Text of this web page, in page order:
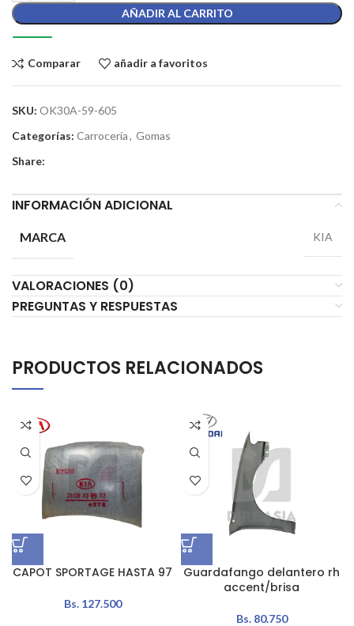
AÑADIR AL CARRITO
Comparar añadir a favoritos
SKU: OK30A-59-605
Categorías: Carrocería, Gomas
Share:
INFORMACIÓN ADICIONAL
MARCA KIA
VALORACIONES (0)
PREGUNTAS Y RESPUESTAS
PRODUCTOS RELACIONADOS
CAPOT SPORTAGE HASTA 97
Bs.127.500
Guardafango delantero rh
accent/brisa
Bs.80.750